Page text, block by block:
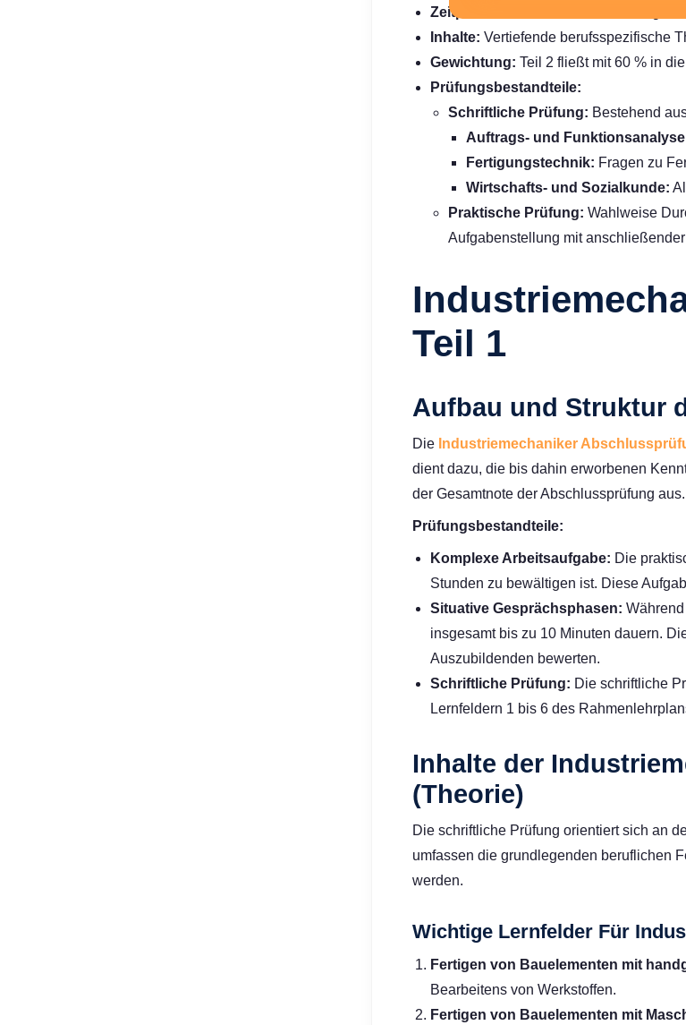
Zeitpunkt:
Am Ende der
Inhalte: Vertiefende berufsspezifische
Gewichtung: Teil 2 fließt mit 60 % in
Prüfungsbestandteile:
Schriftliche Prüfung: Bestehend
Auftrags- und
Fertigungstechnik: Fragen zu
Wirtschafts- und Sozialkunde:
Praktische Prüfung: Wahlweise
Aufgabenstellung mit
Teil 1
Aufbau und Struktur
Die Industriemechaniker
dient dazu, die bis dahin erworbenen
der Gesamtnote der Abschlussprüfung aus.
Prüfungsbestandteile:
Komplexe Arbeitsaufgabe: Die
Stunden zu bewältigen ist. Diese
Situative Gesprächsphasen:
insgesamt bis zu 10 Minuten dauern.
Auszubildenden bewerten.
Schriftliche Prüfung: Die schriftliche
Lernfeldern 1 bis 6 des
Inhalte der
(Theorie)
Die schriftliche Prüfung orientiert sich an
umfassen die grundlegenden beruflichen
werden.
Wichtige Lernfelder Für
Fertigen von Bauelementen mit
Bearbeitens von Werkstoffen.
Fertigen von Bauelementen mit